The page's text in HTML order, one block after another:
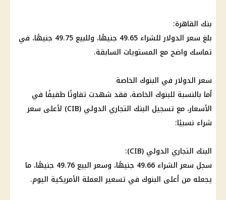
بنك القاهرة:
بلغ سعر الدولار للشراء 49.65 جنيهًا، وللبيع 49.75 جنيهًا، في
تماسك واضح مع المستويات السابقة.
سعر الدولار في البنوك الخاصة
أما بالنسبة للبنوك الخاصة، فقد شهدت تفاوتًا طفيفًا في
الأسعار، مع تسجيل البنك التجاري الدولي (CIB) لأعلى سعر
شراء نسبيًا:
البنك التجاري الدولي (CIB):
سجل سعر الشراء 49.66 جنيهًا، وسعر البيع 49.76 جنيهًا، ما
يجعله من أعلى البنوك في تسعير العملة الأمريكية اليوم.